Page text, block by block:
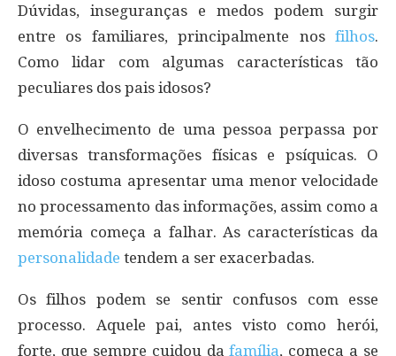
Dúvidas, inseguranças e medos podem surgir
entre os familiares, principalmente nos filhos.
Como lidar com algumas características tão
peculiares dos pais idosos?
O envelhecimento de uma pessoa perpassa por
diversas transformações físicas e psíquicas. O
idoso costuma apresentar uma menor velocidade
no processamento das informações, assim como a
memória começa a falhar. As características da
personalidade tendem a ser exacerbadas.
Os filhos podem se sentir confusos com esse
processo. Aquele pai, antes visto como herói,
forte, que sempre cuidou dafamília, começa a se